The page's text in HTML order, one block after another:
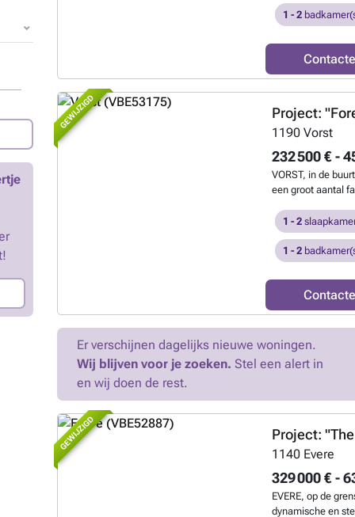
45 tot 149 m²,
genietend van
hedendaags
lichtinval.
kwaliteit van de
van een
energieprestaties.
het gelijkvloers.
in de
stelsel van
onder het btw-
ontdekken bij
1 - 2
GEWIJZIGD Project:
1190 Vorst
232 500 € -
VORST, in de
een groot aantal
ontwikkeling
(van studio's tot
een eigen
erkers die veel
TERRAS en een
binnenplein. Het
en
akoestische
dubbele
meerprijs.
registratierechten
informatie bij L&P
1 - 2
1 - 2
Er verschijnen dagelijks nieuwe woningen.
Wij blijven voor je zoeken. Stel een alert in
en wij doen de rest.
GEWIJZIGD Project:
1140 Evere
329 000 € -
EVERE, op de
dynamische en